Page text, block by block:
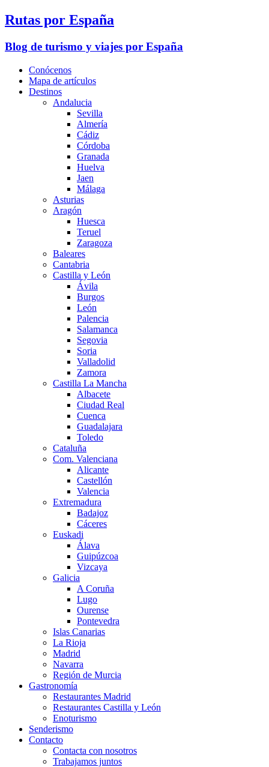
Rutas por España
Blog de turismo y viajes por España
Conócenos
Mapa de artículos
Destinos
Andalucia
Sevilla
Almería
Cádiz
Córdoba
Granada
Huelva
Jaen
Málaga
Asturias
Aragón
Huesca
Teruel
Zaragoza
Baleares
Cantabria
Castilla y León
Ávila
Burgos
León
Palencia
Salamanca
Segovia
Soria
Valladolid
Zamora
Castilla La Mancha
Albacete
Ciudad Real
Cuenca
Guadalajara
Toledo
Cataluña
Com. Valenciana
Alicante
Castellón
Valencia
Extremadura
Badajoz
Cáceres
Euskadi
Álava
Guipúzcoa
Vizcaya
Galicia
A Coruña
Lugo
Ourense
Pontevedra
Islas Canarias
La Rioja
Madrid
Navarra
Región de Murcia
Gastronomía
Restaurantes Madrid
Restaurantes Castilla y León
Enoturismo
Senderismo
Contacto
Contacta con nosotros
Trabajamos juntos